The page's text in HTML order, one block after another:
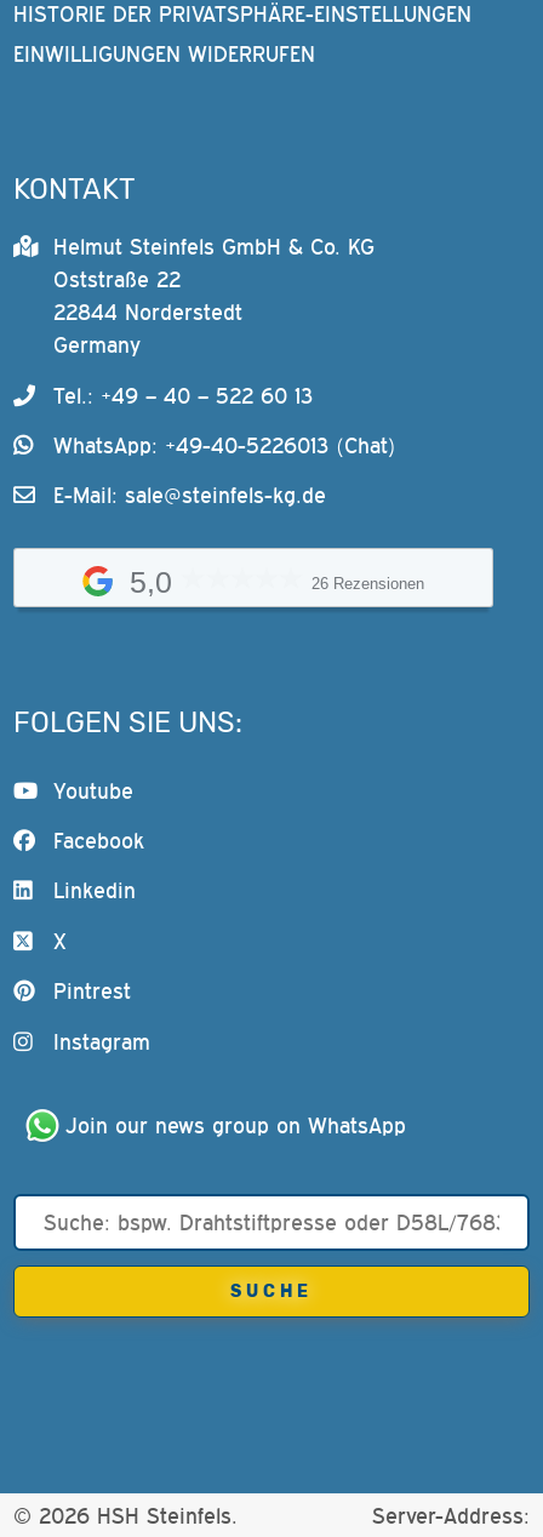
HISTORIE DER PRIVATSPHÄRE-EINSTELLUNGEN
EINWILLIGUNGEN WIDERRUFEN
KONTAKT
Helmut Steinfels GmbH & Co. KG
Oststraße 22
22844 Norderstedt
Germany
Tel.: +49 – 40 – 522 60 13
WhatsApp: +49-40-5226013 (Chat)
E-Mail: sale@steinfels-kg.de
5,0 26 Rezensionen
FOLGEN SIE UNS:
Youtube
Facebook
Linkedin
X
Pintrest
Instagram
Join our news group on WhatsApp
© 2026 HSH Steinfels.
Server-Address: